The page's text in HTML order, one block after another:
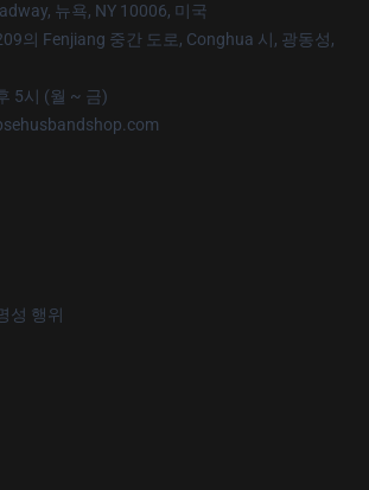
뉴욕, NY 10006, 미국
의 Fenjiang 중간 도로, Conghua 시, 광동성,
5시 (월 ~ 금)
성 행위